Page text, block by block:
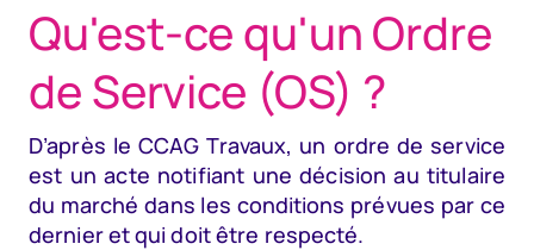
Qu'est-ce qu'un Ordre
de Service (OS) ?
D’après le CCAG Travaux, un ordre de service
est un acte notifiant une décision au titulaire
du marché dans les conditions prévues par ce
dernier et qui doit être respecté.